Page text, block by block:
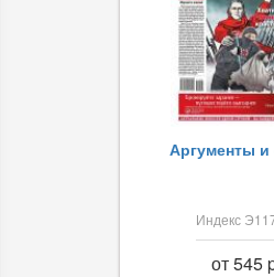
Аргументы
Индекс
от 545